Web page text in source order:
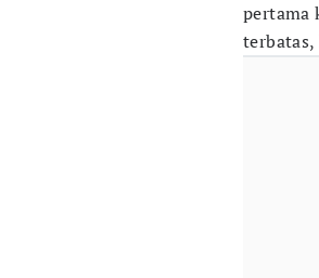
pertama
terbatas,